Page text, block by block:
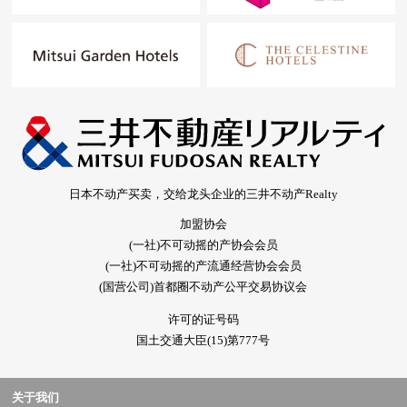
日本不动产买卖，交给龙头企业的三井不动产Realty
加盟协会
(一社)不可动摇的产协会会员
(一社)不可动摇的产流通经营协会会员
(国营公司)首都圈不动产公平交易协议会
许可的证号码
国土交通大臣(15)第777号
关于我们